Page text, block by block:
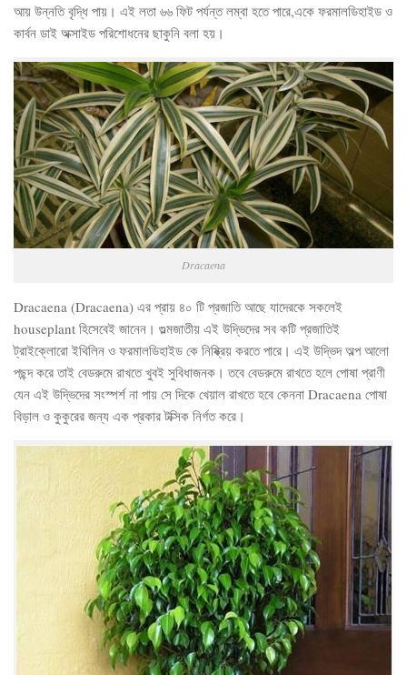
আয় উন্নতি বৃদ্ধি পায়। এই লতা ৬৬ ফিট পর্যন্ত লম্বা হতে পারে,একে ফরমালডিহাইড ও
কার্বন ডাই অক্সাইড পরিশোধনের ছাকুনি বলা হয়।
Dracaena
Dracaena (Dracaena) এর প্রায় ৪০ টি প্রজাতি আছে যাদেরকে সকলেই
houseplant হিসেবেই জানেন। গুল্মজাতীয় এই উদ্ভিদের সব কটি প্রজাতিই
ট্রাইক্লোরো ইথিলিন ও ফরমালডিহাইড কে নিষ্ক্রিয় করতে পারে। এই উদ্ভিদ অল্প আলো
পছন্দ করে তাই বেডরুমে রাখতে খুবই সুবিধাজনক। তবে বেডরুমে রাখতে হলে পোষা প্রাণী
যেন এই উদ্ভিদের সংস্পর্শ না পায় সে দিকে খেয়াল রাখতে হবে কেননা Dracaena পোষা
বিড়াল ও কুকুরের জন্য এক প্রকার টক্সিক নির্গত করে।